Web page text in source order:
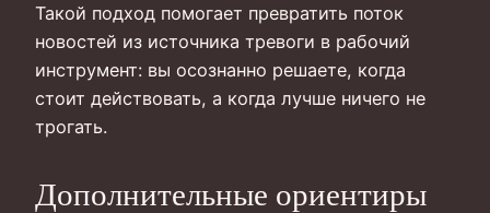
Такой подход помогает превратить поток
новостей из источника тревоги в рабочий
инструмент: вы осознанно решаете, когда
стоит действовать, а когда лучше ничего не
трогать.
Дополнительные ориентиры